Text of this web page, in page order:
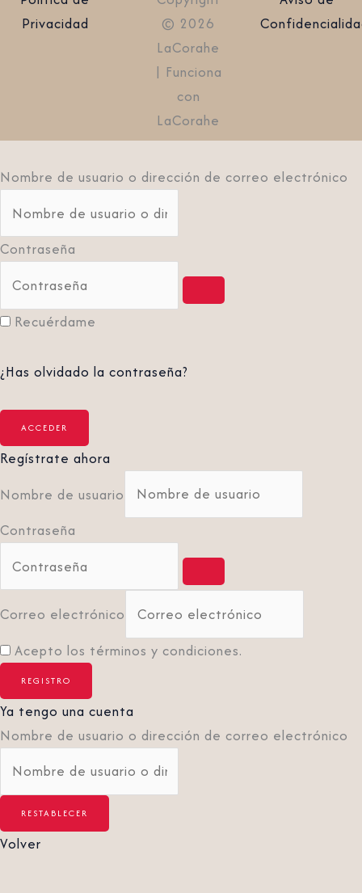
Privacidad
© 2026
LaCorahe
| Funciona
con
LaCorahe
Nombre de usuario o dirección de correo electrónico
Contraseña
Recuérdame
¿Has olvidado la contraseña?
Regístrate ahora
Nombre de usuario
Contraseña
Correo electrónico
Acepto los términos y condiciones.
Ya tengo una cuenta
Nombre de usuario o dirección de correo electrónico
Volver